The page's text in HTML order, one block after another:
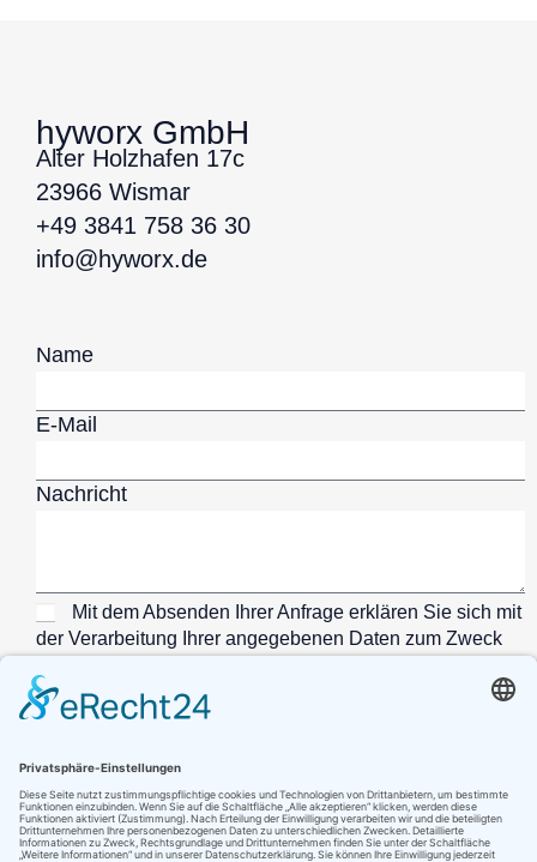
hyworx GmbH
Alter Holzhafen 17c
23966 Wismar
+49 3841 758 36 30
info@hyworx.de
Name
E-Mail
Nachricht
Mit dem Absenden Ihrer Anfrage erklären Sie sich mit
der Verarbeitung Ihrer angegebenen Daten zum Zweck
stimmen unseren Datenschutzrichtlinien zu.